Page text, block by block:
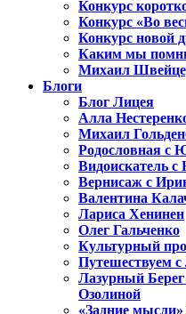
Конкурс
Конкурс «Во
Конкурс новой
Каким мы
Михаил
Блоги
Блог Лицея
Алла
Михаил
Родословная с
Видоискатель
Вернисаж с
Валентина
Лариса Хенинен
Олег Гальченко
Культурный
Путешествуем
Лазурный Берег
Озолиной
«Задние